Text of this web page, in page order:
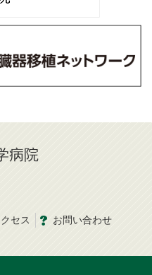
病院
セス お問い合わせ